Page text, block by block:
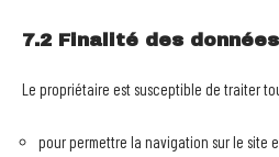
7.2 Finalité des
Le propriétaire est susceptible de traiter
pour permettre la navigation sur le site